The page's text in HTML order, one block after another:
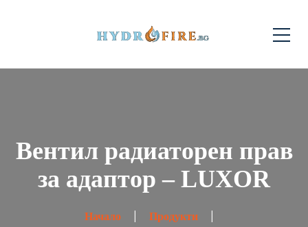
Вентил радиаторен прав
за адаптор – LUXOR
Начало
Продукти